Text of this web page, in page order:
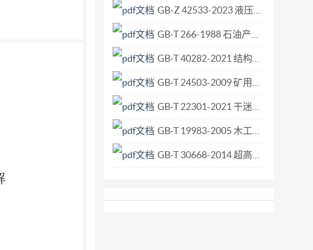
GB-Z 42533-2023 液压传动 系统 系统清洁度与构成该系统的元件清洁度和油液污染度理论关联法.pdf
GB-T 266-1988 石油产品恩氏粘度测定法.pdf
GB-T 40282-2021 结构级和高强度双辊铸轧热轧薄钢板及钢带.pdf
GB-T 24503-2009 矿用圆环链驱动链轮.pdf
GB-T 22301-2021 干迷迭香.pdf
GB-T 19983-2005 木工机床 双头开榫机 术语和精度.pdf
GB-T 30668-2014 超高分子量聚乙烯纤维8股、12股编绳和复编绳索.pdf